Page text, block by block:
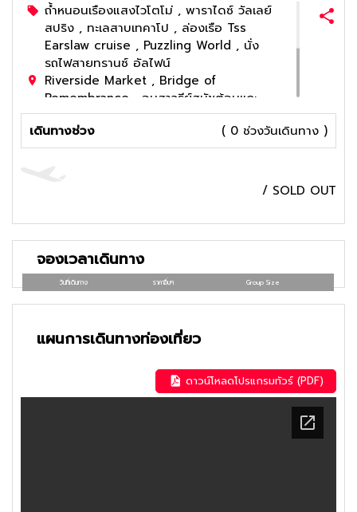
ถ้ำหนอนเรืองแสงไวโตโม่ , พาราไดซ์ วัลเลย์
สปริง , ทะเลสาบเทคาโป , ล่องเรือ Tss
Earslaw cruise , Puzzling World , นั่ง
รถไฟสายทรานซ์ อัลไฟน์
Riverside Market , Bridge of
Remembrance , อนุสาวรีย์สุนัขต้อนแกะ ,
เมืองโฮกิติกะ , ฟ๊อกซ์ กลาเซียร์
พิเศษเมนูอาหารค่ำสไตล์ชาวเมารีแบบแฮงงิ ,
พิเศษเมนูบาร์บิคิวในหมู่บ้านฮอบบิต , พิเศษ
เดินทางช่วง ( 0 ช่วงวันเดินทาง )
/ SOLD OUT
จองเวลาเดินทาง
วันที่เดินทาง ราคาอื่นๆ Group Size
แผนการเดินทางท่องเที่ยว
ดาวน์โหลดโปรแกรมทัวร์ (PDF)